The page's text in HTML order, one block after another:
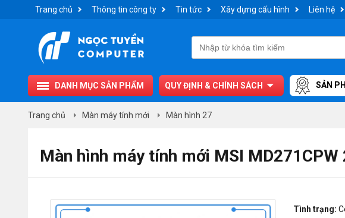
Trang chủ Thông tin công ty Tin tức Xây dựng cấu hình Liên hệ
DANH MỤC SẢN PHẨM QUY ĐỊNH & CHÍNH SÁCH SẢN
Trang chủ Màn máy tính mới Màn hình 27
Màn hình máy tính mới MSI MD271CPW
Tình trạng: